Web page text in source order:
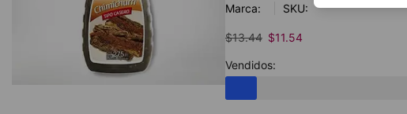
Marca: SKU:
$13.44 $11.54
Vendidos: